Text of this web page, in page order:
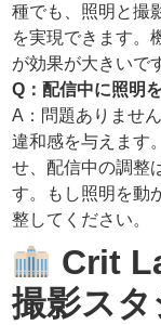
種でも、照明と撮
を実現できます。
が効果が大きいで
Q：配信中に照明
A：問題ありませ
違和感を与えます
せ、配信中の調整
す。もし照明を動
整してください。
Crit
撮影ス